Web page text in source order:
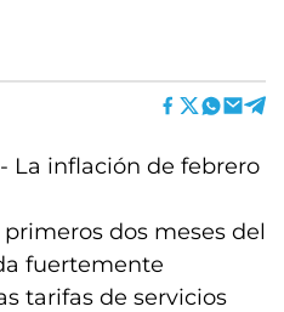
La inflación de febrero
dos meses del
fuertemente
tarifas de servicios